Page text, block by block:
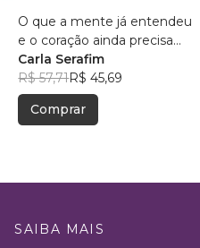
O que a mente já entendeu
e o coração ainda precisa
aceitar
Carla Serafim
R$ 57,71R$ 45,69
Comprar
SAIBA MAIS